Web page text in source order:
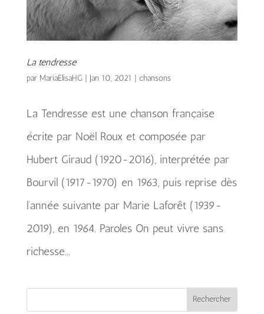
La tendresse
par MariaElisaHG | Jan 10, 2021 | chansons
La Tendresse est une chanson française
écrite par Noël Roux et composée par
Hubert Giraud (1920-2016), interprétée par
Bourvil (1917-1970) en 1963, puis reprise dès
l’année suivante par Marie Laforêt (1939-
2019), en 1964. Paroles On peut vivre sans
richesse...